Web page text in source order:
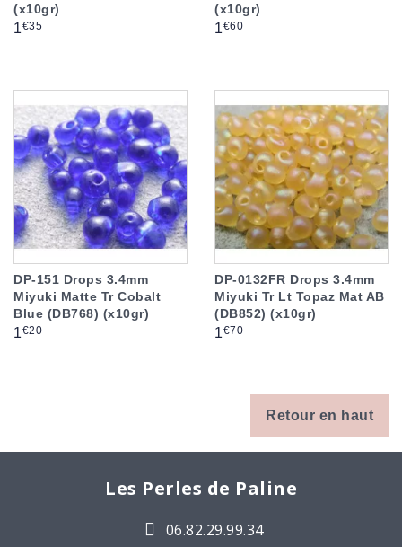
(x10gr)
Prix
1€35
(x10gr)
Prix
1€60
DP-151 Drops 3.4mm
Miyuki Matte Tr Cobalt
Blue (DB768) (x10gr)
Prix
1€20
DP-0132FR Drops 3.4mm
Miyuki Tr Lt Topaz Mat AB
(DB852) (x10gr)
Prix
1€70
Retour en haut
Les Perles de Paline
06.82.29.99.34